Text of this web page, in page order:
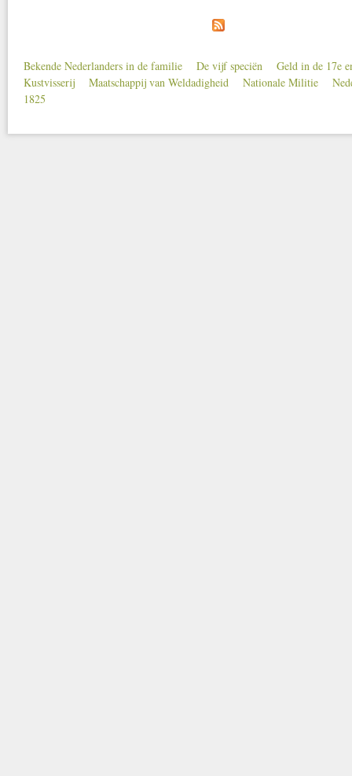
Secondary menu
Bekende Nederlanders in de familie De vijf speciën
Geld in de 17e
Kustvisserij
Maatschappij van Weldadigheid Nationale Militie
1825